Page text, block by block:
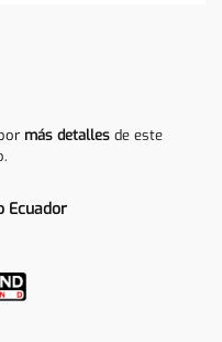
más detallesde este
Ecuador